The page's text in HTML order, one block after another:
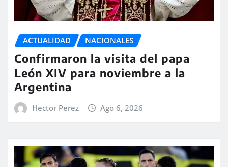
ACTUALIDAD NACIONALES
Confirmaron la visita del papa
León XIV para noviembre a la
Argentina
Hector Perez Ago 6, 2026